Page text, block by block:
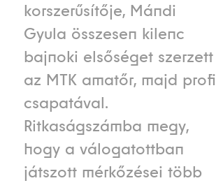
korszerűsítője, Mándi
Gyula összesen kilenc
bajnoki elsőséget szerzett
az MTK amatőr, majd profi
csapatával.
Ritkaságszámba megy,
hogy a válogatottban
játszott mérkőzései több